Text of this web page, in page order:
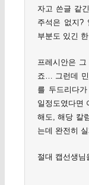
자고 쓴글 같
주석은 없지?
부분도 있긴
프레시안은
죠… 그런데 민
를 두드리다
일정도였다면
해도, 해당 칼
는데 완전히
절대 캡선생님